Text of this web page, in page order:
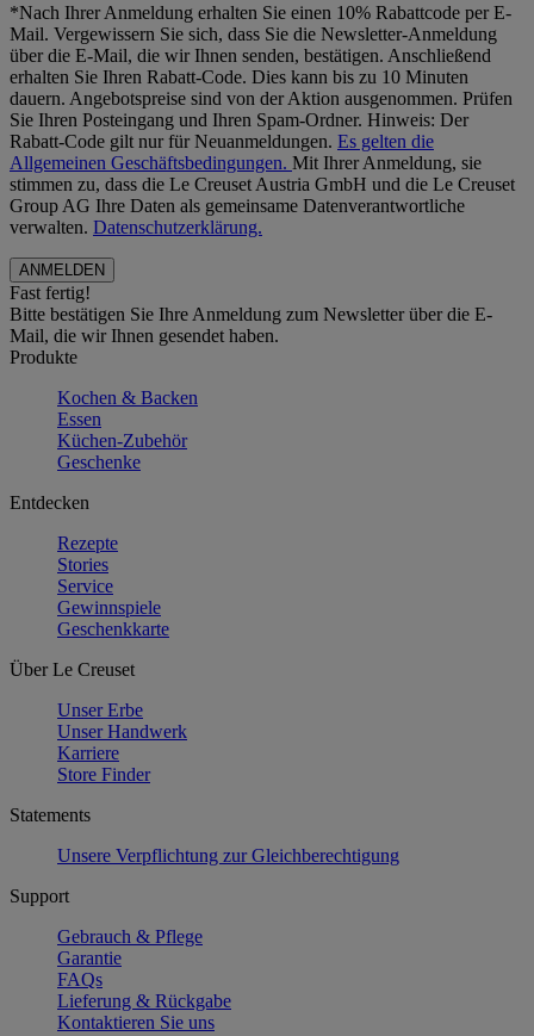
*Nach Ihrer Anmeldung erhalten Sie einen 10% Rabattcode per E-
Mail. Vergewissern Sie sich, dass Sie die Newsletter-Anmeldung
über die E-Mail, die wir Ihnen senden, bestätigen. Anschließend
erhalten Sie Ihren Rabatt-Code. Dies kann bis zu 10 Minuten
dauern. Angebotspreise sind von der Aktion ausgenommen. Prüfen
Sie Ihren Posteingang und Ihren Spam-Ordner. Hinweis: Der
Rabatt-Code gilt nur für Neuanmeldungen. Es gelten die
Allgemeinen Geschäftsbedingungen. Mit Ihrer Anmeldung, sie
stimmen zu, dass die Le Creuset Austria GmbH und die Le Creuset
Group AG Ihre Daten als gemeinsame Datenverantwortliche
verwalten. Datenschutzerklärung.
Fast fertig!
Bitte bestätigen Sie Ihre Anmeldung zum Newsletter über die E-
Mail, die wir Ihnen gesendet haben.
Produkte
Kochen & Backen
Essen
Küchen-Zubehör
Geschenke
Entdecken
Rezepte
Stories
Service
Gewinnspiele
Geschenkkarte
Über Le Creuset
Unser Erbe
Unser Handwerk
Karriere
Store Finder
Statements
Unsere Verpflichtung zur Gleichberechtigung
Support
Gebrauch & Pflege
Garantie
FAQs
Lieferung & Rückgabe
Kontaktieren Sie uns